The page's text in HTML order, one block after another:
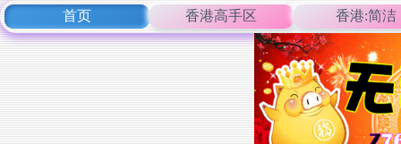
首页 香港高手区 香港:简洁